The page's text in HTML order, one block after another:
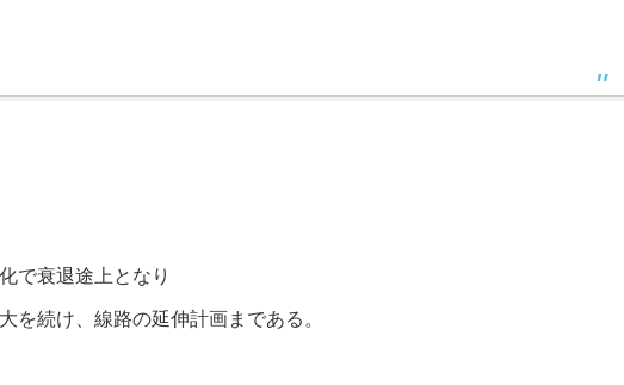
で衰退途上となり
を続け、線路の延伸計画まである。